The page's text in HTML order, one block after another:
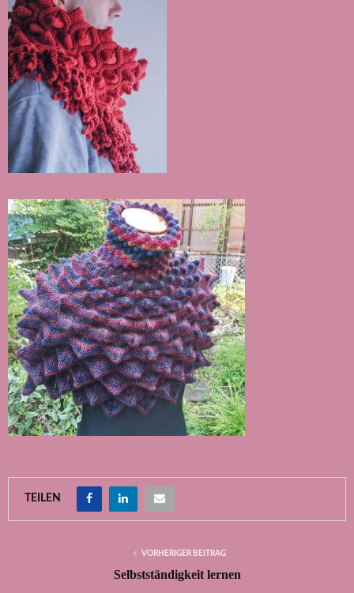
TEILEN
VORHERIGER BEITRAG
Selbstständigkeit lernen